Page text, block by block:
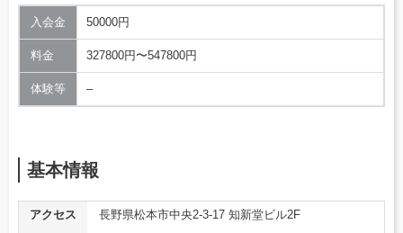
入会金 50000円
料金 327800円〜547800円
体験等 –
基本情報
アクセス
長野県松本市中央2-3-17 知新堂ビル2F